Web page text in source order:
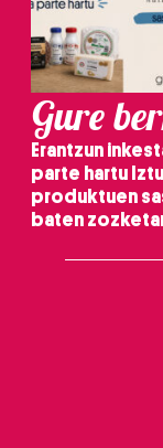
Gure
Erantzun
parte hartu
produktuen
baten